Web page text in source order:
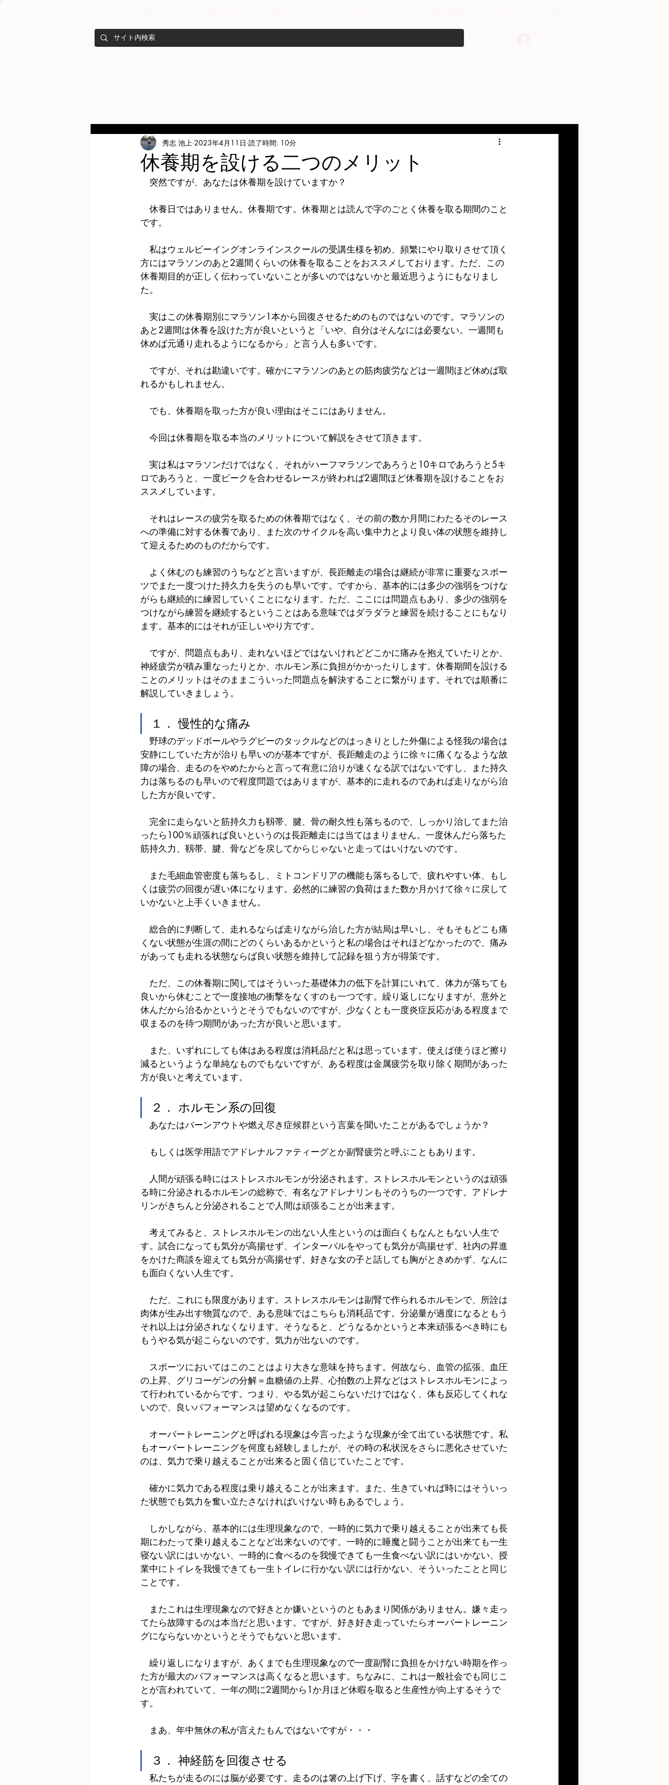
メンバー紹介 Nutrition anti-inflammation
health mamagement セールス 走り方 極秘
休養期を設ける二つのメリット
秀志 池上 2023年4月11日 読了時間: 10分
突然ですが、あなたは休養期を設けていますか？
休養日ではありません。休養期です。休養期とは読んで字のごとく休養を取る期間のこと
です。
私はウェルビーイングオンラインスクールの受講生様を初め、頻繁にやり取りさせて頂く
方にはマラソンのあと2週間くらいの休養を取ることをおススメしております。ただ、この
休養期目的が正しく伝わっていないことが多いのではないかと最近思うようにもなりまし
た。
実はこの休養期別にマラソン1本から回復させるためのものではないのです。マラソンの
あと2週間は休養を設けた方が良いというと「いや、自分はそんなには必要ない。一週間も
休めば元通り走れるようになるから」と言う人も多いです。
ですが、それは勘違いです。確かにマラソンのあとの筋肉疲労などは一週間ほど休めば取
れるかもしれません。
でも、休養期を取った方が良い理由はそこにはありません。
今回は休養期を取る本当のメリットについて解説をさせて頂きます。
実は私はマラソンだけではなく、それがハーフマラソンであろうと10キロであろうと5キ
ロであろうと、一度ピークを合わせるレースが終われば2週間ほど休養期を設けることをお
ススメしています。
それはレースの疲労を取るための休養期ではなく、その前の数か月間にわたるそのレース
への準備に対する休養であり、また次のサイクルを高い集中力とより良い体の状態を維持し
て迎えるためのものだからです。
よく休むのも練習のうちなどと言いますが、長距離走の場合は継続が非常に重要なスポー
ツでまた一度つけた持久力を失うのも早いです。ですから、基本的には多少の強弱をつけな
がらも継続的に練習していくことになります。ただ、ここには問題点もあり、多少の強弱を
つけながら練習を継続するということはある意味ではダラダラと練習を続けることにもなり
ます。基本的にはそれが正しいやり方です。
ですが、問題点もあり、走れないほどではないけれどどこかに痛みを抱えていたりとか、
神経疲労が積み重なったりとか、ホルモン系に負担がかかったりします。休養期間を設ける
ことのメリットはそのままこういった問題点を解決することに繋がります。それでは順番に
解説していきましょう。
１． 慢性的な痛み
野球のデッドボールやラグビーのタックルなどのはっきりとした外傷による怪我の場合は
安静にしていた方が治りも早いのが基本ですが、長距離走のように徐々に痛くなるような故
障の場合、走るのをやめたからと言って有意に治りが速くなる訳ではないですし、また持久
力は落ちるのも早いので程度問題ではありますが、基本的に走れるのであれば走りながら治
した方が良いです。
完全に走らないと筋持久力も靱帯、腱、骨の耐久性も落ちるので、しっかり治してまた治
ったら100％頑張れば良いというのは長距離走には当てはまりません。一度休んだら落ちた
筋持久力、靱帯、腱、骨などを戻してからじゃないと走ってはいけないのです。
また毛細血管密度も落ちるし、ミトコンドリアの機能も落ちるしで、疲れやすい体、もし
くは疲労の回復が遅い体になります。必然的に練習の負荷はまた数か月かけて徐々に戻して
いかないと上手くいきません。
総合的に判断して、走れるならば走りながら治した方が結局は早いし、そもそもどこも痛
くない状態が生涯の間にどのくらいあるかというと私の場合はそれほどなかったので、痛み
があっても走れる状態ならば良い状態を維持して記録を狙う方が得策です。
ただ、この休養期に関してはそういった基礎体力の低下を計算にいれて、体力が落ちても
良いから休むことで一度接地の衝撃をなくすのも一つです。繰り返しになりますが、意外と
休んだから治るかというとそうでもないのですが、少なくとも一度炎症反応がある程度まで
収まるのを待つ期間があった方が良いと思います。
また、いずれにしても体はある程度は消耗品だと私は思っています。使えば使うほど擦り
減るというような単純なものでもないですが、ある程度は金属疲労を取り除く期間があった
方が良いと考えています。
２． ホルモン系の回復
あなたはバーンアウトや燃え尽き症候群という言葉を聞いたことがあるでしょうか？
もしくは医学用語でアドレナルファティーグとか副腎疲労と呼ぶこともあります。
人間が頑張る時にはストレスホルモンが分泌されます。ストレスホルモンというのは頑張
る時に分泌されるホルモンの総称で、有名なアドレナリンもそのうちの一つです。アドレナ
リンがきちんと分泌されることで人間は頑張ることが出来ます。
考えてみると、ストレスホルモンの出ない人生というのは面白くもなんともない人生で
す。試合になっても気分が高揚せず、インターバルをやっても気分が高揚せず、社内の昇進
をかけた商談を迎えても気分が高揚せず、好きな女の子と話しても胸がときめかず、なんに
も面白くない人生です。
ただ、これにも限度があります。ストレスホルモンは副腎で作られるホルモンで、所詮は
肉体が生み出す物質なので、ある意味ではこちらも消耗品です。分泌量が過度になるともう
それ以上は分泌されなくなります。そうなると、どうなるかというと本来頑張るべき時にも
もうやる気が起こらないのです。気力が出ないのです。
スポーツにおいてはこのことはより大きな意味を持ちます。何故なら、血管の拡張、血圧
の上昇、グリコーゲンの分解＝血糖値の上昇、心拍数の上昇などはストレスホルモンによっ
て行われているからです。つまり、やる気が起こらないだけではなく、体も反応してくれな
いので、良いパフォーマンスは望めなくなるのです。
オーバートレーニングと呼ばれる現象は今言ったような現象が全て出ている状態です。私
もオーバートレーニングを何度も経験しましたが、その時の私状況をさらに悪化させていた
のは、気力で乗り越えることが出来ると固く信じていたことです。
確かに気力である程度は乗り越えることが出来ます。また、生きていれば時にはそういっ
た状態でも気力を奮い立たさなければいけない時もあるでしょう。
しかしながら、基本的には生理現象なので、一時的に気力で乗り越えることが出来ても長
期にわたって乗り越えることなど出来ないのです。一時的に睡魔と闘うことが出来ても一生
寝ない訳にはいかない、一時的に食べるのを我慢できても一生食べない訳にはいかない、授
業中にトイレを我慢できても一生トイレに行かない訳には行かない、そういったことと同じ
ことです。
またこれは生理現象なので好きとか嫌いというのともあまり関係がありません。嫌々走っ
てたら故障するのは本当だと思います。ですが、好き好き走っていたらオーバートレーニン
グにならないかというとそうでもないと思います。
繰り返しになりますが、あくまでも生理現象なので一度副腎に負担をかけない時期を作っ
た方が最大のパフォーマンスは高くなると思います。ちなみに、これは一般社会でも同じこ
とが言われていて、一年の間に2週間から1か月ほど休暇を取ると生産性が向上するそうで
す。
まあ、年中無休の私が言えたもんではないですが・・・
３． 神経筋を回復させる
私たちが走るのには脳が必要です。走るのは箸の上げ下げ、字を書く、話すなどの全ての